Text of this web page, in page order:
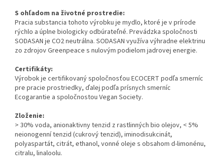
S ohľadom na životné prostredie:
Pracia substancia tohoto výrobku je mydlo, ktoré je v prírode
rýchlo a úplne biologicky odbúrateľné. Prevádzka spoločnosti
SODASAN je CO2 neutrálna. SODASAN využíva výhradne elektrinu
zo zdrojov Greenpeace s nulovým podielom jadrovej energie.
Certifikáty:
Výrobok je certifikovaný spoločnosťou ECOCERT podľa smerníc
pre pracie prostriedky, ďalej podľa prísnych smerníc
Ecogarantie a spoločnostou Vegan Society.
Zloženie:
> 30% voda, anionaktivny tenzid z rastlinných bio olejov, < 5%
neionogenní tenzid (cukrový tenzid), iminodisukcinát,
polyaspartát, citrát, ethanol, vonné oleje s obsahom d-limonénu,
citralu, linaloolu.